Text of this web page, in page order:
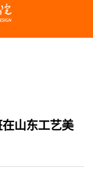
山东工艺美